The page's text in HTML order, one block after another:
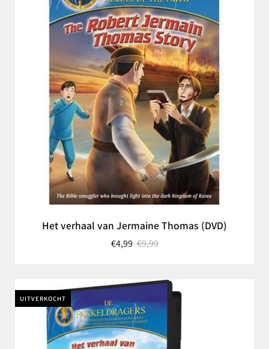
Het verhaal van Jermaine Thomas (DVD)
€4,99 €9,99
UITVERKOCHT